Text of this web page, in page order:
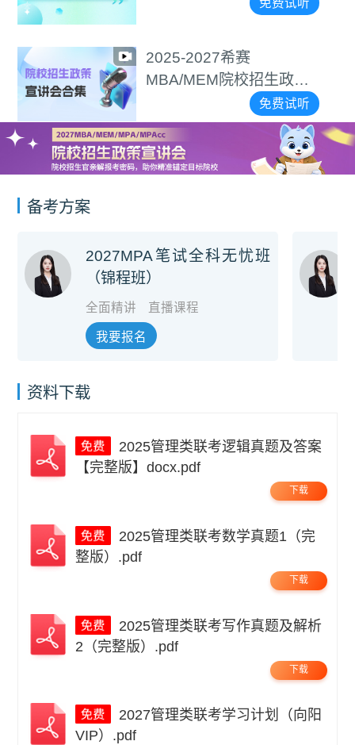
免费试听
2025-2027希赛
MBA/MEM院校招生政策
免费试听
备考方案
2027MPA笔试全科无忧班
（锦程班）
全面精讲 直播课程
我要报名
资料下载
【完整版】docx.pdf
下载
整版）.pdf
下载
2（完整版）.pdf
下载
VIP）.pdf